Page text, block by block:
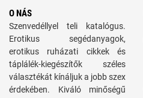
O NÁS
Szenvedéllyel teli katalógus.
Erotikus segédanyagok,
erotikus ruházati cikkek és
táplálék-kiegészítők széles
választékát kínáljuk a jobb szex
érdekében. Kiváló minőségű